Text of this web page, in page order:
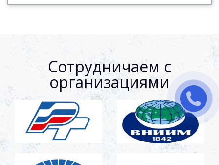
Сотрудничаем с
организациями